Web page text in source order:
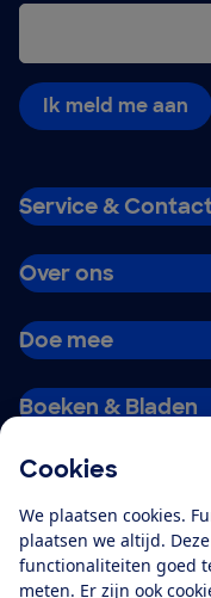
Cookies
We plaatsen cookies.
plaatsen we altijd.
functionaliteiten goed
meten. Er zijn ook
Ik meld me aan
Service &
Over ons
Doe mee
Boeken & Bladen
Alles